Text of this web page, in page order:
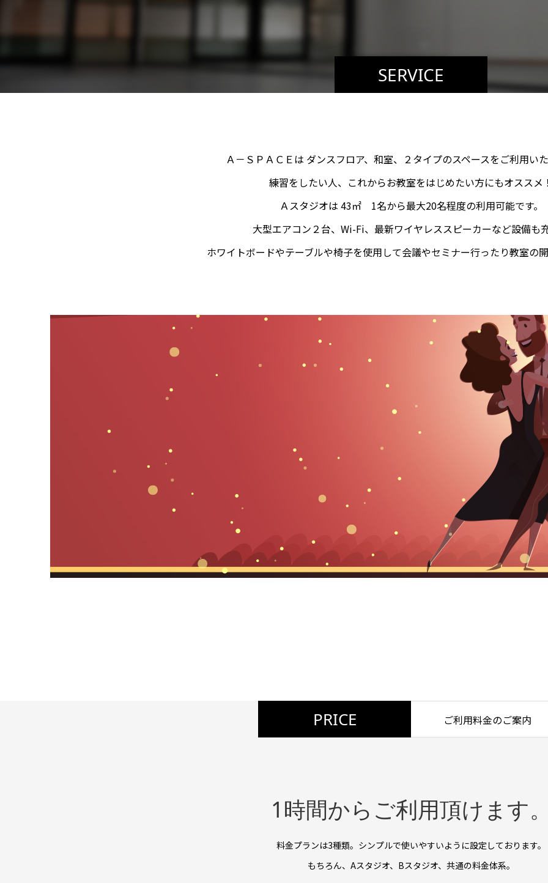
SERVICE
Ａ－ＳＰＡＣＥは ダンスフロア、和室、２タイプのスペースをご利用い
練習をしたい人、これからお教室をはじめたい方にもオススメ
Ａスタジオは 43㎡ 1名から最大20名程度の利用可能です。
大型エアコン２台、Wi-Fi、最新ワイヤレススピーカーなど設備も
ホワイトボードやテーブルや椅子を使用して会議やセミナー行ったり教室の
PRICE ご利用料金のご案内
1時間からご利用頂けます
料金プランは3種類。シンプルで使いやすいように設定しております。
もちろん、Aスタジオ、Bスタジオ、共通の料金体系。